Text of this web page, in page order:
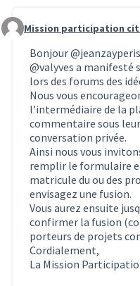
Commentaire 1905
Mission participation
Bonjour
@valyves a manifesté
lors des forums des
Nous vous
l’intermédiaire de la
commentaire sous
conversation privée.
Ainsi nous vous
remplir le formulaire
matricule du ou des
envisagez une fusion.
Vous aurez ensuite
confirmer la fusion
porteurs de projets
Cordialement,
La Mission